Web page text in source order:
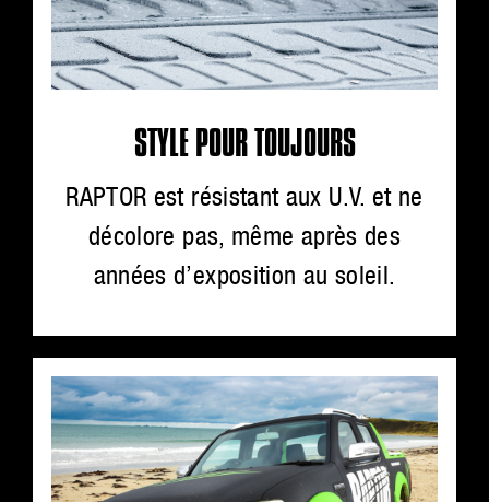
STYLE POUR TOUJOURS
RAPTOR est résistant aux U.V. et ne
décolore pas, même après des
années d’exposition au soleil.